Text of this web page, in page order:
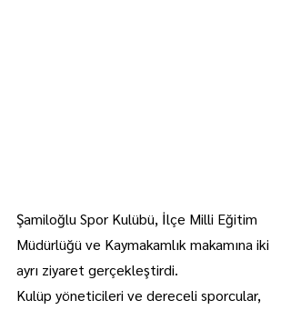
Şamiloğlu Spor Kulübü, İlçe Milli Eğitim
Müdürlüğü ve Kaymakamlık makamına iki
ayrı ziyaret gerçekleştirdi.
Kulüp yöneticileri ve dereceli sporcular,